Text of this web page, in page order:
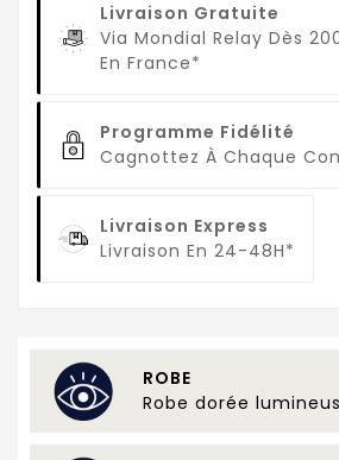
Livraison Gratuite
Via Mondial Relay Dès
En France*
Programme Fidélité
Cagnottez À Chaque
Livraison Express
Livraison En 24-48H*
ROBE
Robe dorée